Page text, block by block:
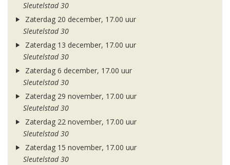
Sleutelstad 30
Zaterdag 20 december, 17.00 uur
Sleutelstad 30
Zaterdag 13 december, 17.00 uur
Sleutelstad 30
Zaterdag 6 december, 17.00 uur
Sleutelstad 30
Zaterdag 29 november, 17.00 uur
Sleutelstad 30
Zaterdag 22 november, 17.00 uur
Sleutelstad 30
Zaterdag 15 november, 17.00 uur
Sleutelstad 30